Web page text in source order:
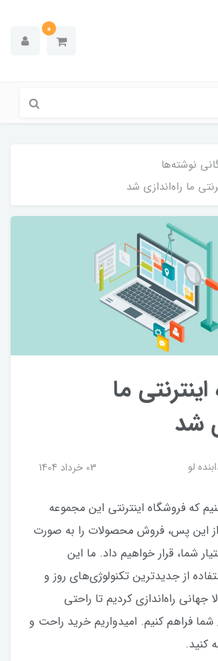
0
نوشته‌ها
ما راه‌اندازی شد
ما
شد
لو 03 خرداد 1404
که فروشگاه اینترنتی این مجموعه
از این پس، فروش محصولات را به صورت
شما، قرار خواهیم داد. ما این
از جدیدترین تکنولوژی‌های روز و
جهانی راه‌اندازی کردیم تا راحتی
فراهم کنیم. امیدواریم خرید راحت و
کنید.